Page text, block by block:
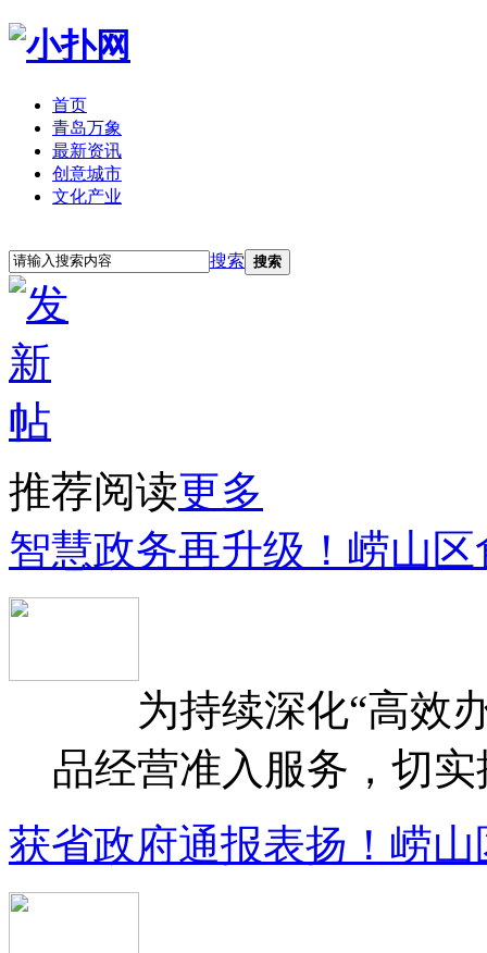
首页
青岛万象
最新资讯
创意城市
文化产业
搜索 搜索
推荐阅读更多
智慧政务再升级！崂山
为持续深化“高效办
品经营准入服务，切
获省政府通报表扬！崂